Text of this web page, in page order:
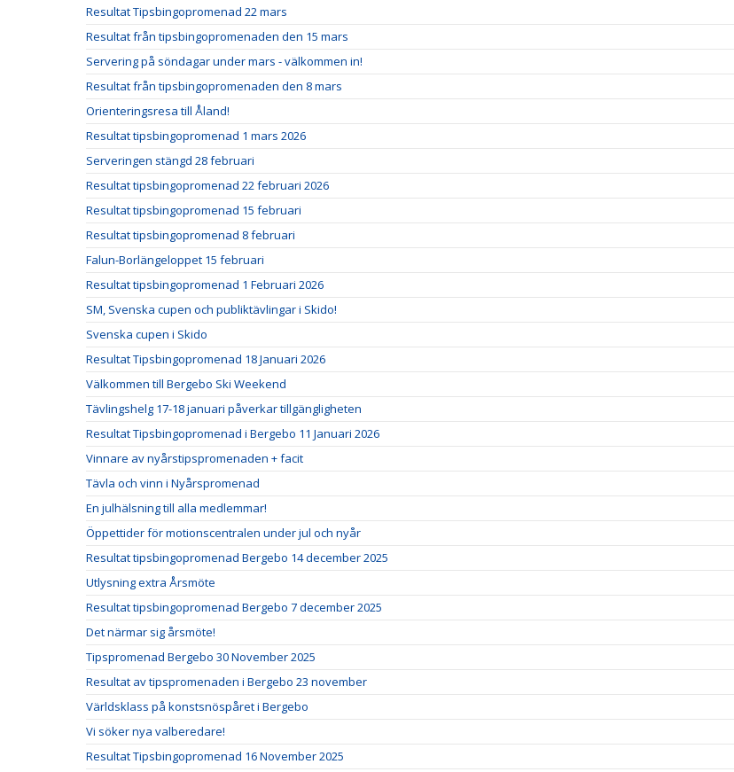
Resultat Tipsbingopromenad 22 mars
Resultat från tipsbingopromenaden den 15 mars
Servering på söndagar under mars - välkommen in!
Resultat från tipsbingopromenaden den 8 mars
Orienteringsresa till Åland!
Resultat tipsbingopromenad 1 mars 2026
Serveringen stängd 28 februari
Resultat tipsbingopromenad 22 februari 2026
Resultat tipsbingopromenad 15 februari
Resultat tipsbingopromenad 8 februari
Falun-Borlängeloppet 15 februari
Resultat tipsbingopromenad 1 Februari 2026
SM, Svenska cupen och publiktävlingar i Skido!
Svenska cupen i Skido
Resultat Tipsbingopromenad 18 Januari 2026
Välkommen till Bergebo Ski Weekend
Tävlingshelg 17-18 januari påverkar tillgängligheten
Resultat Tipsbingopromenad i Bergebo 11 Januari 2026
Vinnare av nyårstipspromenaden + facit
Tävla och vinn i Nyårspromenad
En julhälsning till alla medlemmar!
Öppettider för motionscentralen under jul och nyår
Resultat tipsbingopromenad Bergebo 14 december 2025
Utlysning extra Årsmöte
Resultat tipsbingopromenad Bergebo 7 december 2025
Det närmar sig årsmöte!
Tipspromenad Bergebo 30 November 2025
Resultat av tipspromenaden i Bergebo 23 november
Världsklass på konstsnöspåret i Bergebo
Vi söker nya valberedare!
Resultat Tipsbingopromenad 16 November 2025